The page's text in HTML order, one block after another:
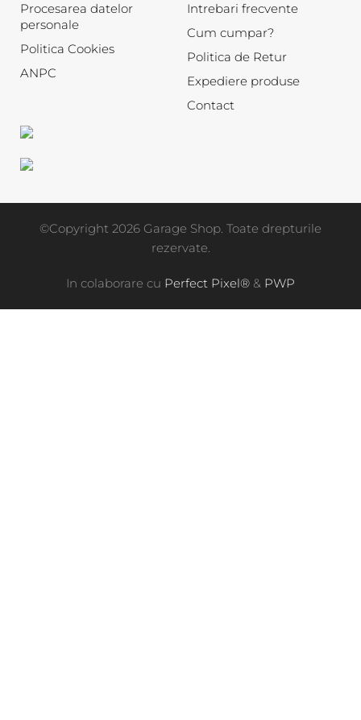
Procesarea datelor
personale
Politica Cookies
ANPC
Intrebari frecvente
Cum cumpar?
Politica de Retur
Expediere produse
Contact
©Copyright 2026 Garage Shop. Toate drepturile
rezervate.
In colaborare cu Perfect Pixel® & PWP